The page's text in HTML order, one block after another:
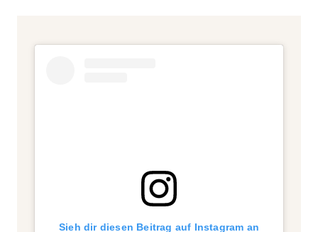
Sieh dir diesen Beitrag auf Instagram an